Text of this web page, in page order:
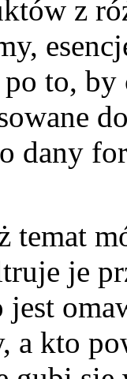
z
to,
dany
temat
je
jest
a kto